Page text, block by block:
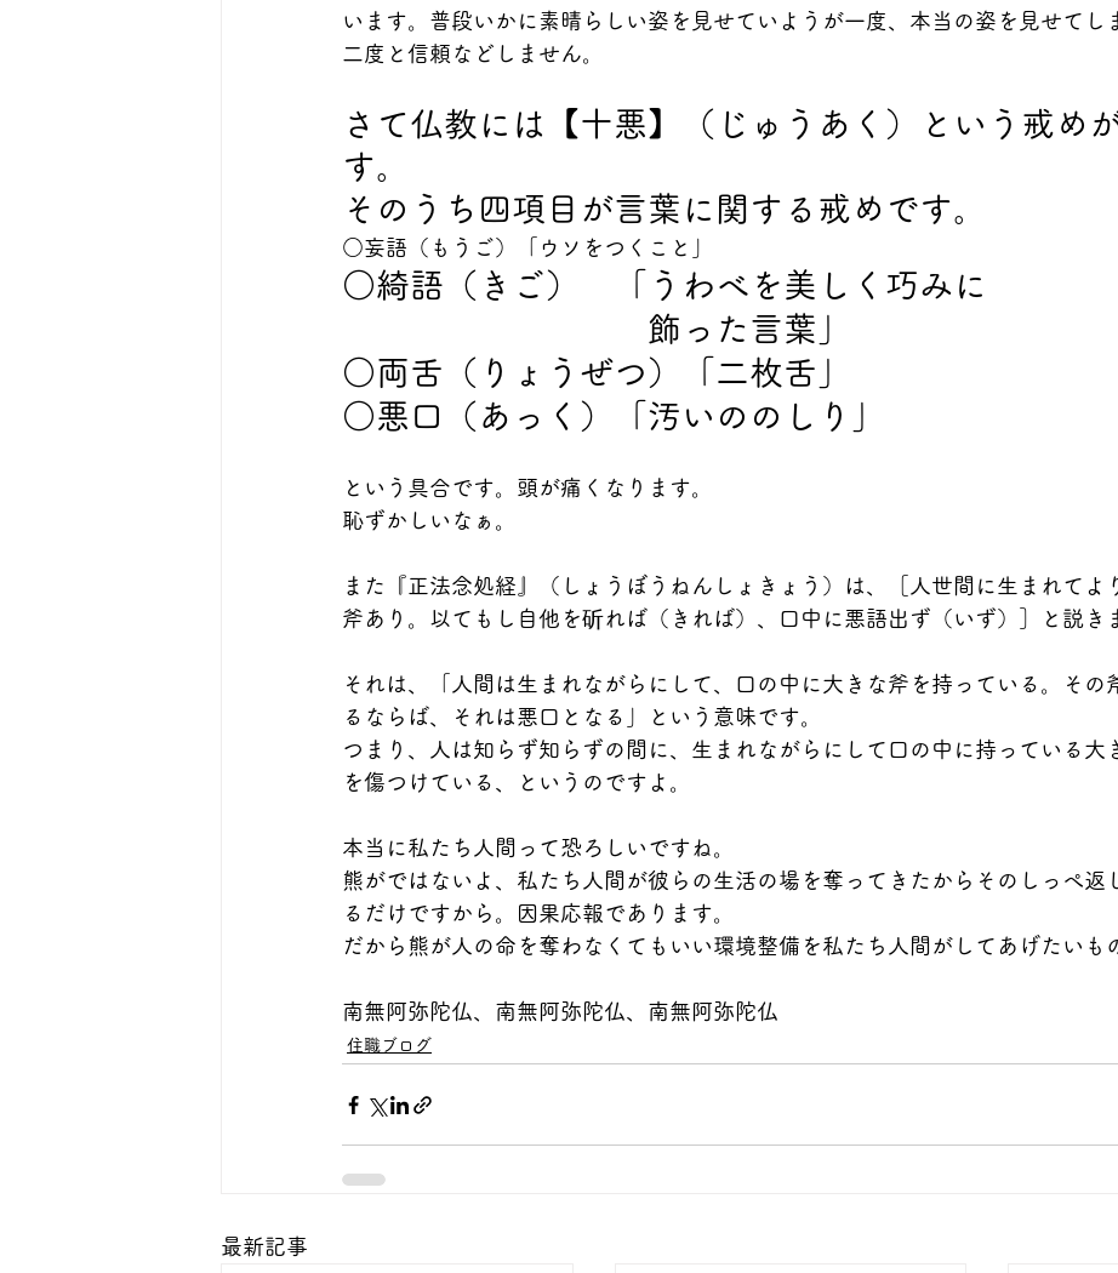
います。普段いかに素晴らしい姿を見せていようが一度、本当の姿を見せてし
二度と信頼などしません。
さて仏教には【十悪】（じゅうあく）という戒め
す。
そのうち四項目が言葉に関する戒めです。
○妄語（もうご）「ウソをつくこと」
○綺語（きご）　「うわべを美しく巧みに
飾った言葉」
○両舌（りょうぜつ）「二枚舌」
○悪口（あっく）「汚いののしり」
という具合です。頭が痛くなります。
恥ずかしいなぁ。
また『正法念処経』（しょうぼうねんしょきょう）は、［人世間に生まれてよ
斧あり。以てもし自他を斫れば（きれば）、口中に悪語出ず（いず）］と説き
それは、「人間は生まれながらにして、口の中に大きな斧を持っている。その
るならば、それは悪口となる」という意味です。
つまり、人は知らず知らずの間に、生まれながらにして口の中に持っている大
を傷つけている、というのですよ。
本当に私たち人間って恐ろしいですね。
熊がではないよ、私たち人間が彼らの生活の場を奪ってきたからそのしっぺ返
るだけですから。因果応報であります。
だから熊が人の命を奪わなくてもいい環境整備を私たち人間がしてあげたいも
南無阿弥陀仏、南無阿弥陀仏、南無阿弥陀仏
住職ブログ
最新記事